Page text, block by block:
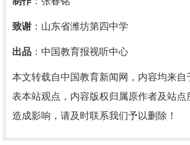
致谢 ：山东省潍坊第四中学
出品 ：中国教育报视听中心
本文转载自中国教育新闻网，内容均来自
表本站观点，内容版权归属原作者及站点
造成影响，请及时联系我们予以删除！